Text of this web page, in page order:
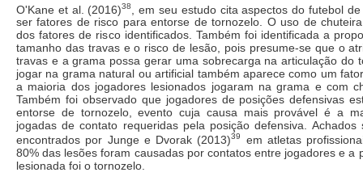
O'Kane et al. (2016)38
, em seu estudo cita aspectos do futebol
ser fatores de risco para entorse de tornozelo. O uso de
dos fatores de risco identificados. Também foi identificada a
tamanho das travas e o risco de lesão, pois presume-se que o
travas e a grama possa gerar uma sobrecarga na articulação do
jogar na grama natural ou artificial também aparece como um
a maioria dos jogadores lesionados jogaram na grama e com
Também foi observado que jogadores de posições defensivas
entorse de tornozelo, evento cuja causa mais provável é a
jogadas de contato requeridas pela posição defensiva. Achados
encontrados por Junge e Dvorak (2013)39
em atletas
80% das lesões foram causadas por contatos entre jogadores e a
lesionada foi o tornozelo.